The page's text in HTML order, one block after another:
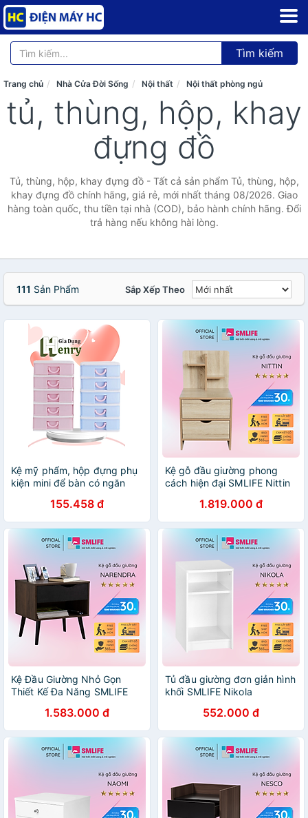
Tìm kiếm
Trang chủ Nhà Cửa Đời Sống Nội thất Nội thất phòng ngủ
tủ, thùng, hộp, khay
đựng đồ
Tủ, thùng, hộp, khay đựng đồ - Tất cả sản phẩm Tủ, thùng, hộp,
khay đựng đồ chính hãng, giá rẻ, mới nhất tháng 08/2026. Giao
hàng toàn quốc, thu tiền tại nhà (COD), bảo hành chính hãng. Đổi
trả hàng nếu không hài lòng.
111 Sản Phẩm Sắp Xếp Theo
Kệ mỹ phẩm, hộp đựng phụ
kiện mini để bàn có ngăn
kèm hình dán dễ thương) -
HENRYSA
155.458 đ
Kệ gỗ đầu giường phong
cách hiện đại SMLIFE Nittin
1.819.000 đ
Kệ Đầu Giường Nhỏ Gọn
Thiết Kế Đa Năng SMLIFE
1.583.000 đ
Tủ đầu giường đơn giản hình
khối SMLIFE Nikola
552.000 đ